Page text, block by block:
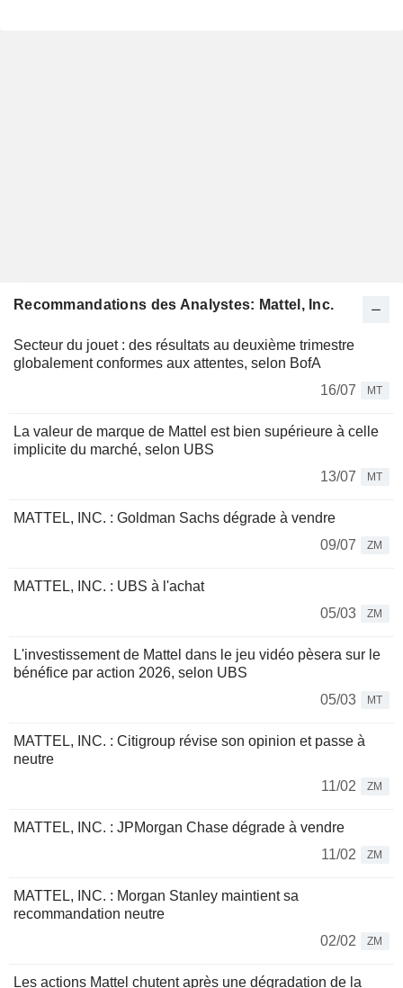
Recommandations des Analystes: Mattel, Inc.
Secteur du jouet : des résultats au deuxième trimestre
globalement conformes aux attentes, selon BofA
16/07
MT
La valeur de marque de Mattel est bien supérieure à celle
implicite du marché, selon UBS
13/07
MT
MATTEL, INC. : Goldman Sachs dégrade à vendre
09/07
ZM
MATTEL, INC. : UBS à l'achat
05/03
ZM
L'investissement de Mattel dans le jeu vidéo pèsera sur le
bénéfice par action 2026, selon UBS
05/03
MT
MATTEL, INC. : Citigroup révise son opinion et passe à
neutre
11/02
ZM
MATTEL, INC. : JPMorgan Chase dégrade à vendre
11/02
ZM
MATTEL, INC. : Morgan Stanley maintient sa
recommandation neutre
02/02
ZM
Les actions Mattel chutent après une dégradation de la